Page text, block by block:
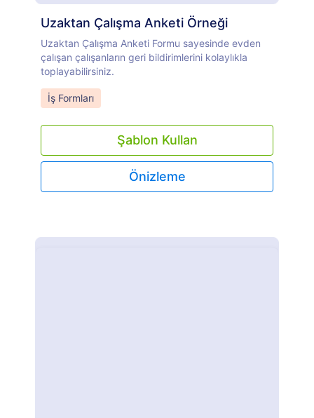
Uzaktan Çalışma Anketi Örneği
Uzaktan Çalışma Anketi Formu sayesinde evden
çalışan çalışanların geri bildirimlerini kolaylıkla
toplayabilirsiniz.
Go to Category:
İş Formları
Şablon Kullan
Önizleme